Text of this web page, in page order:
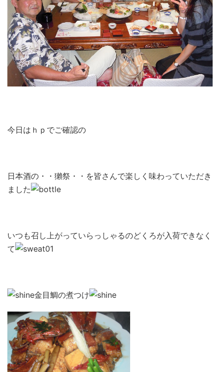
今日はｈｐでご確認の
日本酒の・・獺祭・・を皆さんで楽しく味わっていただき
ました
いつも召し上がっていらっしゃるのどくろが入荷できなく
て
金目鯛の煮つけ